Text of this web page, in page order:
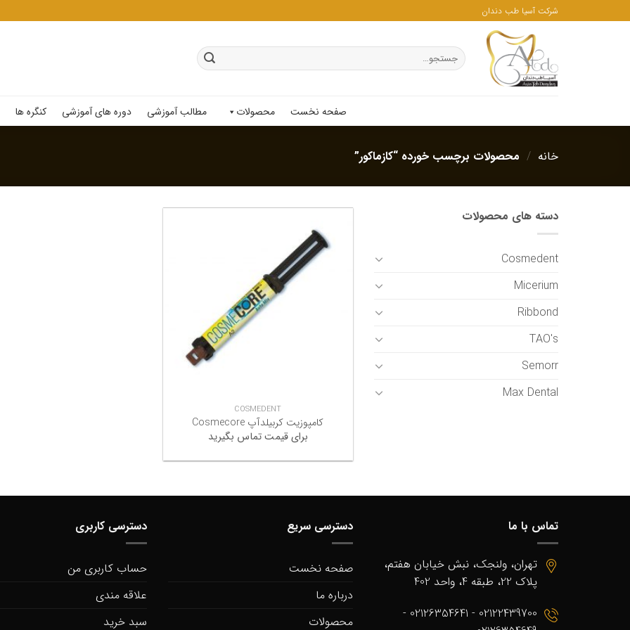
محتوا
شرکت آسیا طب دندان
جستجو
برای:
صفحه نخست محصولات مطالب آموزشی دوره های آموزشی کنگره ها
خانه / محصولات برچسب خورده “کازماکور”
دسته های محصولات
Cosmedent
Micerium
Ribbond
TAO's
Semorr
Max Dental
COSMEDENT
کامپوزیت کربیلدآپ Cosmecore
برای قیمت تماس بگیرید
تماس با ما
تهران، ولنجک، نبش خیابان هفتم،
پلاک 22، طبقه 4، واحد 402
02122439700 - 02126354641 -
دسترسی سریع
صفحه نخست
درباره ما
محصولات
دسترسی کاربری
حساب کاربری من
علاقه مندی
سبد خرید